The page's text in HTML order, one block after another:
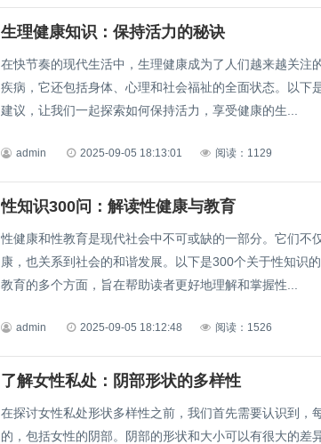
生理健康知识：保持活力的秘诀
在快节奏的现代生活中，生理健康成为了人们越来越关注
疾病，它还包括身体、心理和社会福祉的全面状态。以下
建议，让我们一起探索如何保持活力，享受健康的生...
admin 2025-09-05 18:13:01 阅读：1129
性知识300问：解读性健康与教育
性健康和性教育是现代社会中不可或缺的一部分。它们不
康，也关系到社会的和谐发展。以下是300个关于性知识
教育的多个方面，旨在帮助读者更好地理解和掌握性...
admin 2025-09-05 18:12:48 阅读：1526
了解女性私处：阴部形状的多样性
在探讨女性私处形状多样性之前，我们首先需要认识到，
的，包括女性的阴部。阴部的形状和大小可以有很大的差